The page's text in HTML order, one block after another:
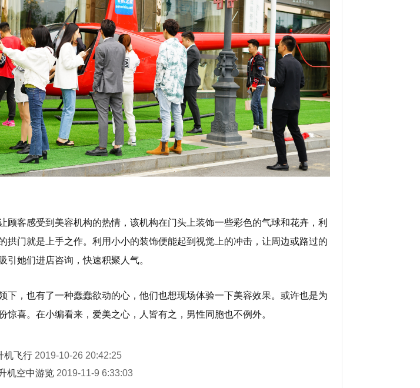
顾客感受到美容机构的热情，该机构在门头上装饰一些彩色的气球和花卉，利
拱门就是上手之作。利用小小的装饰便能起到视觉上的冲击，让周边或路过的
引她们进店咨询，快速积聚人气。
下，也有了一种蠢蠢欲动的心，他们也想现场体验一下美容效果。或许也是为
惊喜。在小编看来，爱美之心，人皆有之，男性同胞也不例外。
机飞行 2019-10-26 20:42:25
机空中游览 2019-11-9 6:33:03